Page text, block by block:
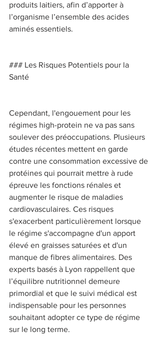
produits laitiers, afin d’apporter à
l’organisme l’ensemble des acides
aminés essentiels.
### Les Risques Potentiels pour la
Santé
Cependant, l'engouement pour les
régimes high-protein ne va pas sans
soulever des préoccupations. Plusieurs
études récentes mettent en garde
contre une consommation excessive de
protéines qui pourrait mettre à rude
épreuve les fonctions rénales et
augmenter le risque de maladies
cardiovasculaires. Ces risques
s'exacerbent particulièrement lorsque
le régime s'accompagne d'un apport
élevé en graisses saturées et d'un
manque de fibres alimentaires. Des
experts basés à Lyon rappellent que
l’équilibre nutritionnel demeure
primordial et que le suivi médical est
indispensable pour les personnes
souhaitant adopter ce type de régime
sur le long terme.